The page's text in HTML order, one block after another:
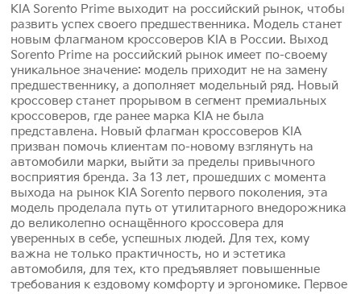
KIA Sorento Prime выходит на российский рынок, чтобы
развить успех своего предшественника. Модель станет
новым флагманом кроссоверов KIA в России. Выход
Sorento Prime на российский рынок имеет по-своему
уникальное значение: модель приходит не на замену
предшественнику, а дополняет модельный ряд. Новый
кроссовер станет прорывом в сегмент премиальных
кроссоверов, где ранее марка KIA не была
представлена. Новый флагман кроссоверов KIA
призван помочь клиентам по-новому взглянуть на
автомобили марки, выйти за пределы привычного
восприятия бренда. За 13 лет, прошедших с момента
выхода на рынок KIA Sorento первого поколения, эта
модель проделала путь от утилитарного внедорожника
до великолепно оснащённого кроссовера для
уверенных в себе, успешных людей. Для тех, кому
важна не только практичность, но и эстетика
автомобиля, для тех, кто предъявляет повышенные
требования к ездовому комфорту и эргономике. Первое